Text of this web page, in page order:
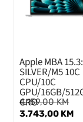
Apple MBA 15.3:
SILVER/M5 10C
CPU/10C
GPU/16GB/
CRO
4.159,00KM
3.743,00 KM